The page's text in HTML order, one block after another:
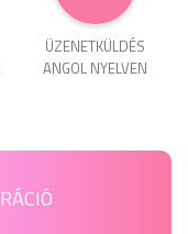
ÜZENET­KÜLDÉS
ANGOL NYELVEN